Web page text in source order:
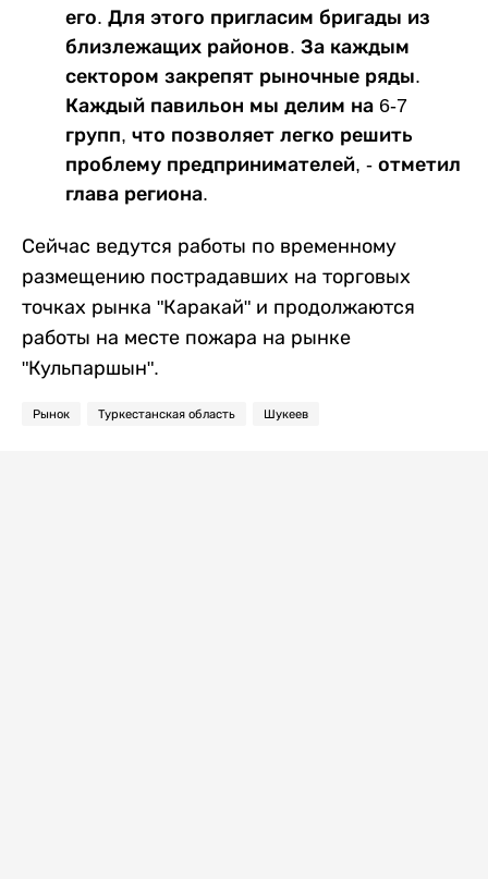
его. Для этого пригласим бригады из
близлежащих районов. За каждым
сектором закрепят рыночные ряды.
Каждый павильон мы делим на 6-7
групп, что позволяет легко решить
проблему предпринимателей, - отметил
глава региона.
Сейчас ведутся работы по временному
размещению пострадавших на торговых
точках рынка "Каракай" и продолжаются
работы на месте пожара на рынке
"Кульпаршын".
Рынок Туркестанская область Шукеев